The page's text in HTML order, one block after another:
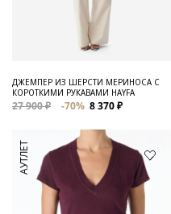
ДЖЕМПЕР ИЗ ШЕРСТИ МЕРИНОСА С
КОРОТКИМИ РУКАВАМИ HAYFA
27 900 ₽ -70% 8 370 ₽
АУТЛЕТ